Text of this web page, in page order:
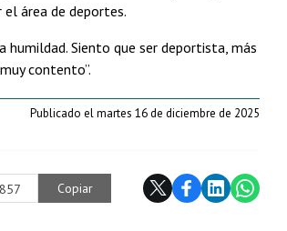
área de deportes.
humildad. Siento que ser deportista, más
contento”.
Publicado el martes 16 de diciembre de 2025
Copiar